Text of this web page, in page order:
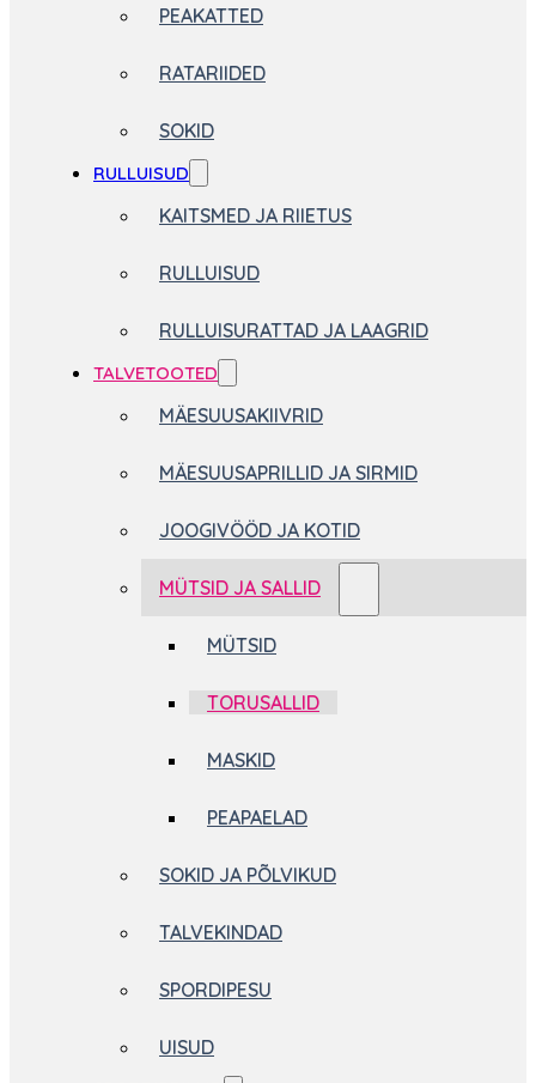
PEAKATTED
RATARIIDED
SOKID
RULLUISUD
KAITSMED JA RIIETUS
RULLUISUD
RULLUISURATTAD JA LAAGRID
TALVETOOTED
MÄESUUSAKIIVRID
MÄESUUSAPRILLID JA SIRMID
JOOGIVÖÖD JA KOTID
MÜTSID JA SALLID
MÜTSID
TORUSALLID
MASKID
PEAPAELAD
SOKID JA PÕLVIKUD
TALVEKINDAD
SPORDIPESU
UISUD